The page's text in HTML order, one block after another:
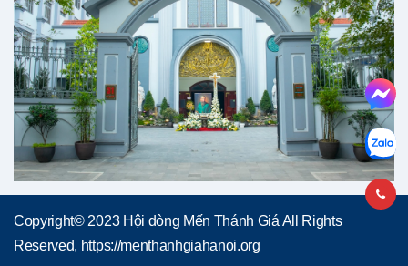
Copyright© 2023 Hội dòng Mến Thánh Giá All Rights
Reserved, https://menthanhgiahanoi.org